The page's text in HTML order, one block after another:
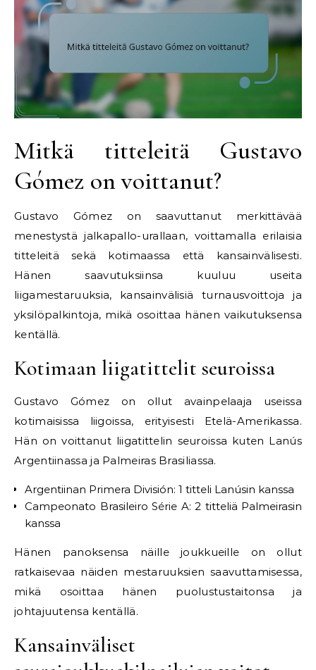
Mitkä titteleitä Gustavo
Gómez on voittanut?
Gustavo Gómez on saavuttanut merkittävää
menestystä jalkapallo-urallaan, voittamalla erilaisia
titteleitä sekä kotimaassa että kansainvälisesti.
Hänen saavutuksiinsa kuuluu useita
liigamestaruuksia, kansainvälisiä turnausvoittoja ja
yksilöpalkintoja, mikä osoittaa hänen vaikutuksensa
kentällä.
Kotimaan liigatittelit seuroissa
Gustavo Gómez on ollut avainpelaaja useissa
kotimaisissa liigoissa, erityisesti Etelä-Amerikassa.
Hän on voittanut liigatittelin seuroissa kuten Lanús
Argentiinassa ja Palmeiras Brasiliassa.
Argentiinan Primera División: 1 titteli Lanúsin kanssa
Campeonato Brasileiro Série A: 2 titteliä Palmeirasin
kanssa
Hänen panoksensa näille joukkueille on ollut
ratkaisevaa näiden mestaruuksien saavuttamisessa,
mikä osoittaa hänen puolustustaitonsa ja
johtajuutensa kentällä.
Kansainväliset